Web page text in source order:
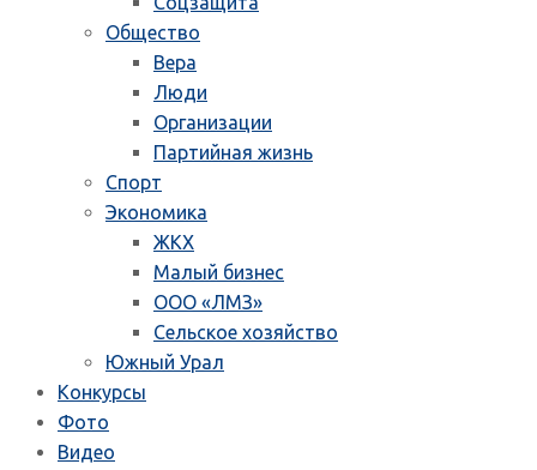
Общество
Вера
Люди
Организации
Партийная жизнь
Спорт
Экономика
ЖКХ
Малый бизнес
ООО «ЛМЗ»
Сельское хозяйство
Южный Урал
Конкурсы
Фото
Видео